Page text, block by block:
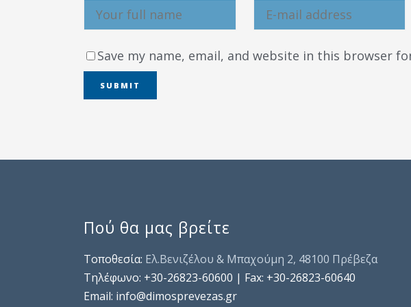
Save my name, email, and website in this browser
Πού θα μας βρείτε
Τοποθεσία: Ελ.Βενιζέλου & Μπαχούμη 2, 48100 Πρέβεζα
Τηλέφωνo: +30-26823-60600 | Fax: +30-26823-60640
Email: info@dimosprevezas.gr